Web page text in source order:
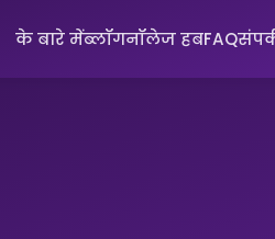
के बारे मेंब्लॉगनॉलेज हबFAQ